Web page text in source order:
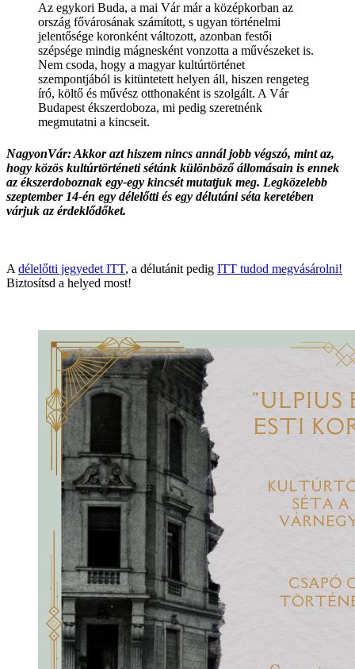
Az egykori Buda, a mai Vár már a középkorban az
ország fővárosának számított, s ugyan történelmi
jelentősége koronként változott, azonban festői
szépsége mindig mágnesként vonzotta a művészeket is.
Nem csoda, hogy a magyar kultúrtörténet
szempontjából is kitüntetett helyen áll, hiszen rengeteg
író, költő és művész otthonaként is szolgált. A Vár
Budapest ékszerdoboza, mi pedig szeretnénk
megmutatni a kincseit.
NagyonVár: Akkor azt hiszem nincs annál jobb végszó, mint az,
hogy közös kultúrtörténeti sétánk különböző állomásain is ennek
az ékszerdoboznak egy-egy kincsét mutatjuk meg. Legközelebb
szeptember 14-én egy délelőtti és egy délutáni séta keretében
várjuk az érdeklődőket.
A délelőtti jegyedet ITT, a délutánit pedig ITT tudod megvásárolni!
Biztosítsd a helyed most!